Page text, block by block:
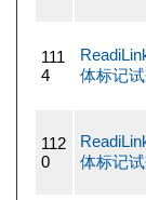
111
4
体标记
112
0
体标记